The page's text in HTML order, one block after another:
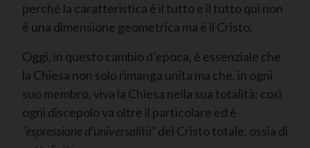
perché la caratteristica è il tutto e il tutto qui non
è una dimensione geometrica ma è il Cristo.
Oggi, in questo cambio d’epoca, è essenziale che
la Chiesa non solo rimanga unita ma che, in ogni
suo membro, viva la Chiesa nella sua totalità; così
ogni discepolo va oltre il particolare ed è
“espressione d’universalità”del Cristo totale, ossia di